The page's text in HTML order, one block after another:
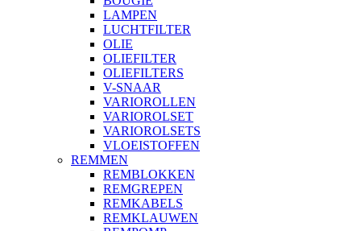
LAMPEN
LUCHTFILTER
OLIE
OLIEFILTER
OLIEFILTERS
V-SNAAR
VARIOROLLEN
VARIOROLSET
VARIOROLSETS
VLOEISTOFFEN
REMMEN
REMBLOKKEN
REMGREPEN
REMKABELS
REMKLAUWEN